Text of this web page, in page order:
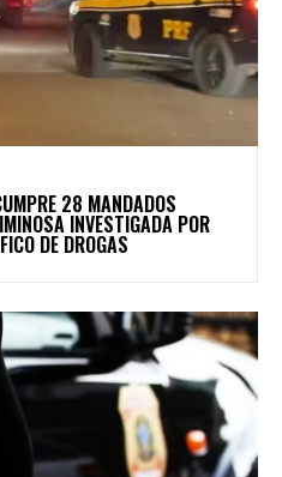
28 MANDADOS
INVESTIGADA POR
DE DROGAS